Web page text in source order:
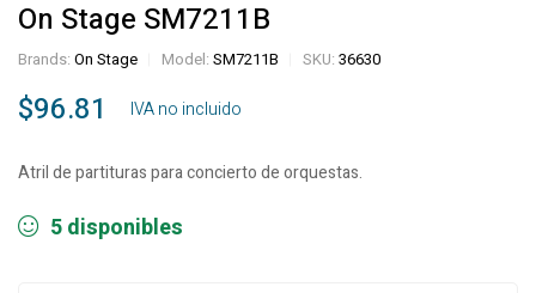
On Stage SM7211B
Brands: On Stage Model: SM7211B SKU: 36630
$96.81 ‎ ‎ ‎ IVA no incluido
Atril de partituras para concierto de orquestas.
5 disponibles